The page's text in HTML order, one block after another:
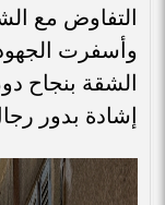
التفاوض مع
وأسفرت
الشقة بنجاح
إشادة بدور